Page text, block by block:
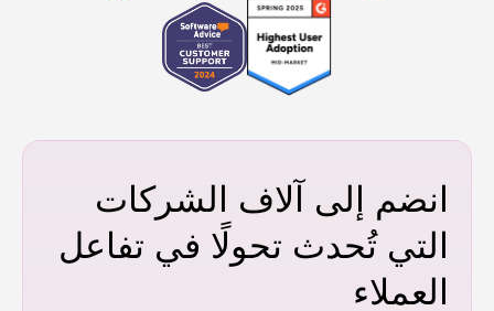
انضم إلى آلاف الشركات
التي تُحدث تحولًا في تفاعل
العملاء